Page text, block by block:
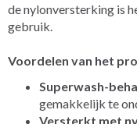
de nylonversterking is
gebruik.
Voordelen van het
Superwash-
gemakkelijk te
Versterkt met